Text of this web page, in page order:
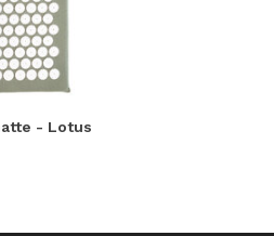
- Lotus